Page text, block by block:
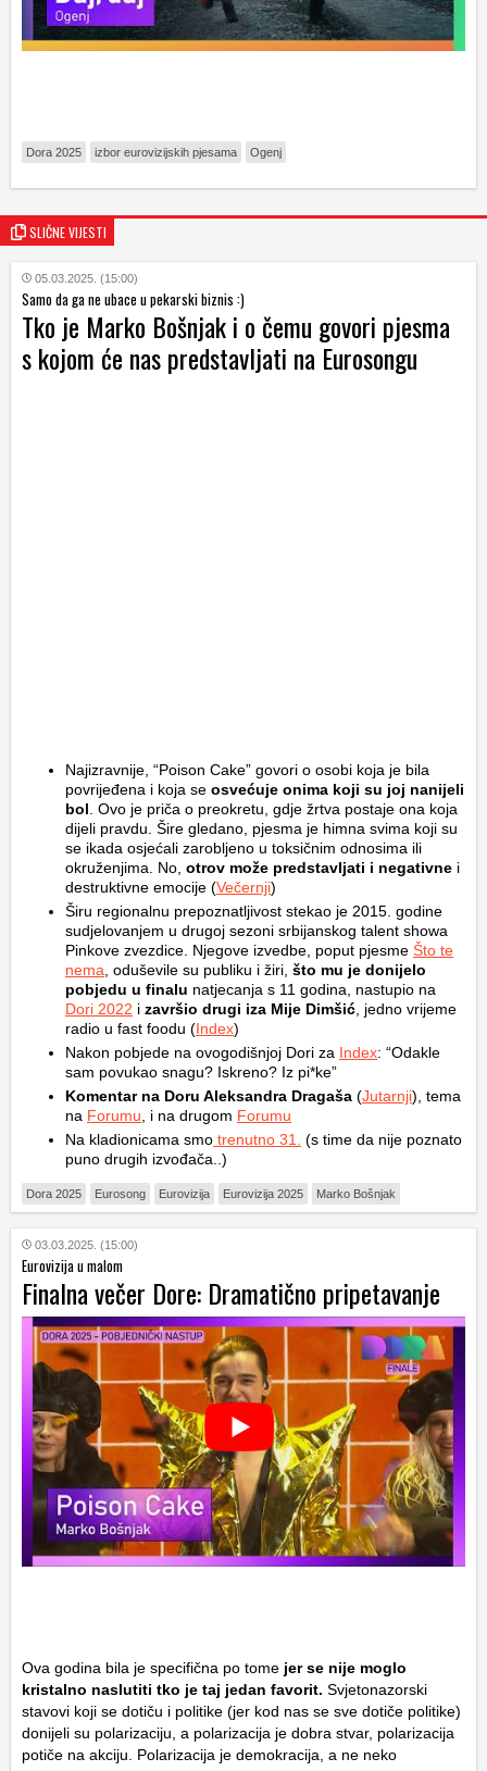
Dora 2025 izbor eurovizijskih pjesama Ogenj
SLIČNE VIJESTI
05.03.2025. (15:00)
Samo da ga ne ubace u pekarski biznis :)
Tko je Marko Bošnjak i o čemu govori pjesma
s kojom će nas predstavljati na Eurosongu
Najizravnije, “Poison Cake” govori o osobi koja je bila
povrijeđena i koja se osvećuje onima koji su joj nanijeli
bol . Ovo je priča o preokretu, gdje žrtva postaje ona koja
dijeli pravdu. Šire gledano, pjesma je himna svima koji su
se ikada osjećali zarobljeno u toksičnim odnosima ili
okruženjima. No, otrov može predstavljati i negativne i
destruktivne emocije (Večernji)
Širu regionalnu prepoznatljivost stekao je 2015. godine
sudjelovanjem u drugoj sezoni srbijanskog talent showa
Pinkove zvezdice. Njegove izvedbe, poput pjesme Što te
nema , oduševile su publiku i žiri, što mu je donijelo
pobjedu u finalu natjecanja s 11 godina, nastupio na
Dori 2022 i završio drugi iza Mije Dimšić , jedno vrijeme
radio u fast foodu (Index)
Nakon pobjede na ovogodišnjoj Dori za Index: “Odakle
sam povukao snagu? Iskreno? Iz pi*ke”
Komentar na Doru Aleksandra Dragaša (Jutarnji), tema
na Forumu , i na drugom Forumu
Na kladionicama smo trenutno 31.
(s time da nije poznato
puno drugih izvođača..)
Dora 2025 Eurosong Eurovizija Eurovizija 2025 Marko Bošnjak
03.03.2025. (15:00)
Eurovizija u malom
Finalna večer Dore: Dramatično pripetavanje
Ova godina bila je specifična po tome jer se nije moglo
kristalno naslutiti tko je taj jedan favorit. Svjetonazorski
stavovi koji se dotiču i politike (jer kod nas se sve dotiče politike)
donijeli su polarizaciju, a polarizacija je dobra stvar, polarizacija
potiče na akciju. Polarizacija je demokracija, a ne neko